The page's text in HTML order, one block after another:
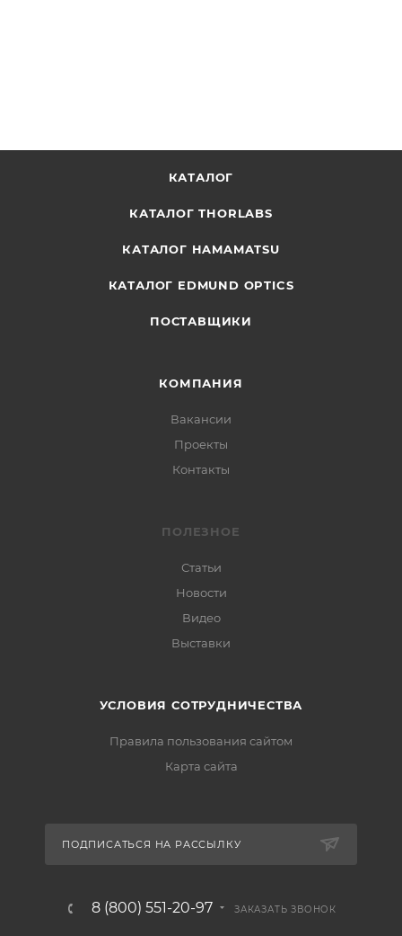
КАТАЛОГ
КАТАЛОГ THORLABS
КАТАЛОГ HAMAMATSU
КАТАЛОГ EDMUND OPTICS
ПОСТАВЩИКИ
КОМПАНИЯ
Вакансии
Проекты
Контакты
ПОЛЕЗНОЕ
Статьи
Новости
Видео
Выставки
УСЛОВИЯ СОТРУДНИЧЕСТВА
Правила пользования сайтом
Карта сайта
ПОДПИСАТЬСЯ НА РАССЫЛКУ
8 (800) 551-20-97 ЗАКАЗАТЬ ЗВОНОК